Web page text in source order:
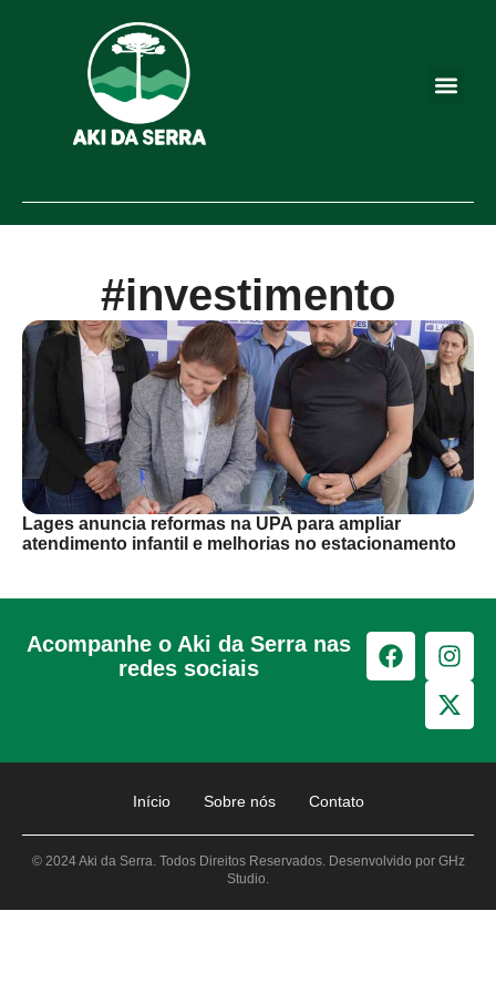
#investimento
Lages anuncia reformas na UPA para ampliar
atendimento infantil e melhorias no estacionamento
Acompanhe o Aki da Serra nas
redes sociais
Início Sobre nós Contato
© 2024 Aki da Serra. Todos Direitos Reservados. Desenvolvido por GHz
Studio.